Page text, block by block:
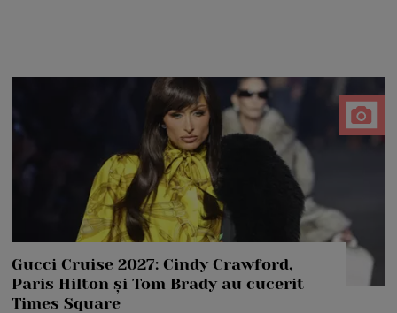
Gucci Cruise 2027: Cindy Crawford,
Paris Hilton și Tom Brady au cucerit
Times Square